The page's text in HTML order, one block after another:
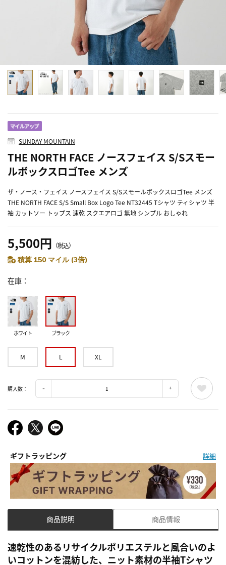
SUNDAY MOUNTAIN
THE NORTH FACE ノースフェイス S/Sスモー
ルボックスロゴTee メンズ
ザ・ノース・フェイス ノースフェイス S/SスモールボックスロゴTee メンズ
THE NORTH FACE S/S Small Box Logo Tee NT32445 Tシャツ ティシャツ 半
袖 カットソー トップス 速乾 スクエアロゴ 無地 シンプル おしゃれ
5,500円 （税込）
積算 150 マイル (3倍)
在庫
ホワイト ブラック
M L XL
購入数：
ギフトラッピング 詳細
商品説明 商品情報
速乾性のあるリサイクルポリエステルと風合いのよ
いコットンを混紡した、ニット素材の半袖Tシャツ